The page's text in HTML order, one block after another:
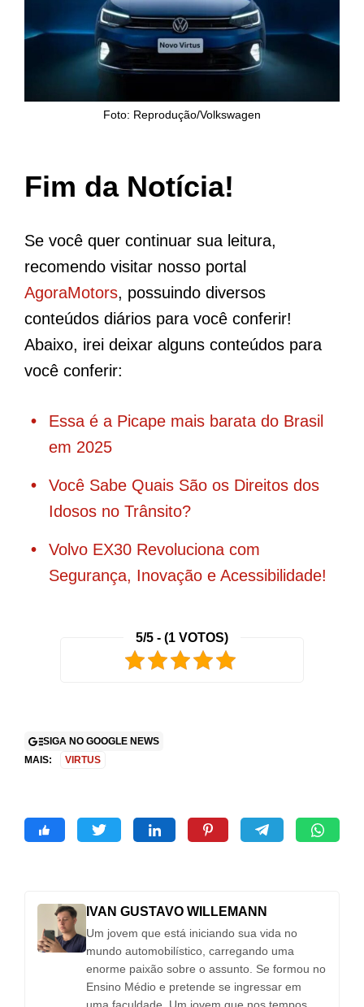
Foto: Reprodução/Volkswagen
Fim da Notícia!
Se você quer continuar sua leitura,
recomendo visitar nosso portal
AgoraMotors, possuindo diversos
conteúdos diários para você conferir!
Abaixo, irei deixar alguns conteúdos para
você conferir:
Essa é a Picape mais barata do Brasil
em 2025
Você Sabe Quais São os Direitos dos
Idosos no Trânsito?
Volvo EX30 Revoluciona com
Segurança, Inovação e Acessibilidade!
5/5 - (1 VOTOS)
SIGA NO GOOGLE NEWS
MAIS:
VIRTUS
IVAN GUSTAVO WILLEMANN
Um jovem que está iniciando sua vida no
mundo automobilístico, carregando uma
enorme paixão sobre o assunto. Se formou no
Ensino Médio e pretende se ingressar em